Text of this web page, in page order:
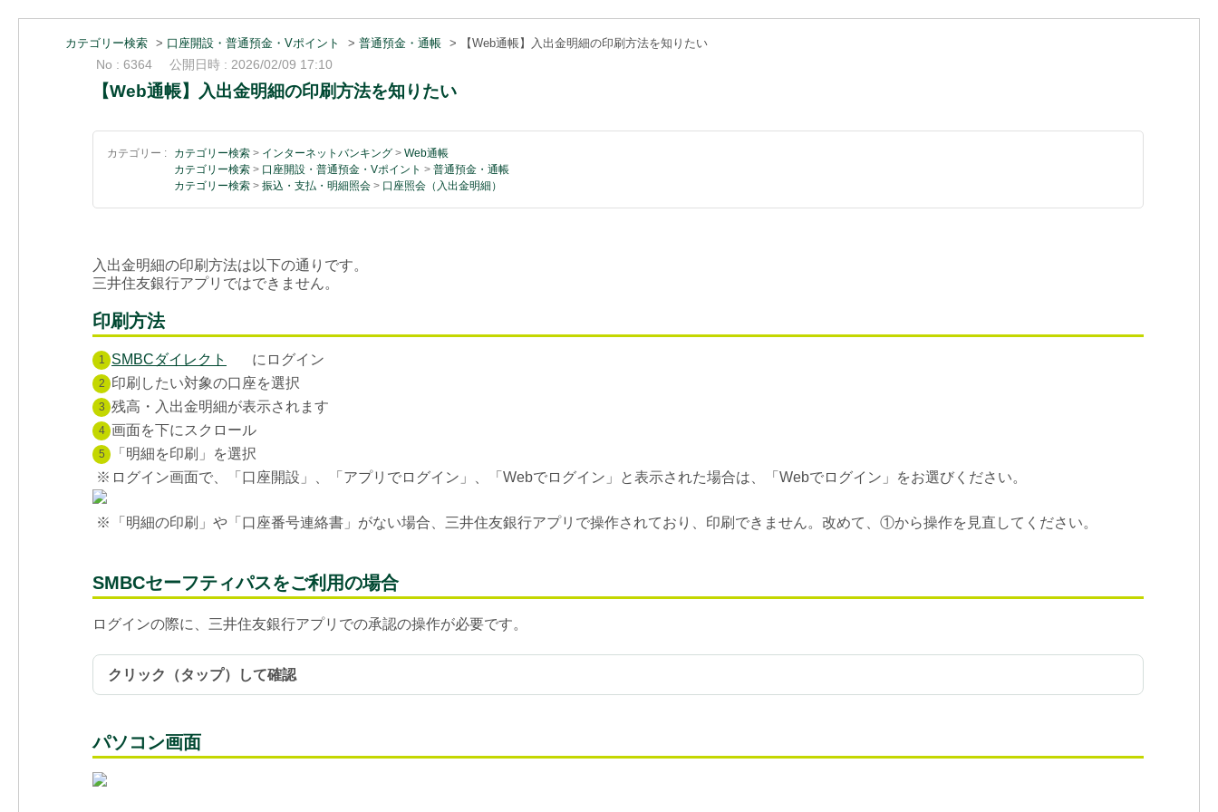
カテゴリー検索 > 口座開設・普通預金・Vポイント > 普通預金・通帳 > 【Web通帳】入出金明細の印刷方法を知りたい
No : 6364 公開日時 : 2026/02/09 17:10
【Web通帳】入出金明細の印刷方法を知りたい
カテゴリー : カテゴリー検索 > インターネットバンキング > Web通帳
カテゴリー検索 > 口座開設・普通預金・Vポイント > 普通預金・通帳
カテゴリー検索 > 振込・支払・明細照会 > 口座照会（入出金明細）
入出金明細の印刷方法は以下の通りです。
三井住友銀行アプリではできません。
印刷方法
1 SMBCダイレクト にログイン
2 印刷したい対象の口座を選択
3 残高・入出金明細が表示されます
4 画面を下にスクロール
5
「明細を印刷」を選択
※ ログイン画面で、「口座開設」、「アプリでログイン」、「Webでログイン」と表示された場合は、「Webでログイン」をお選びください。
※ 「明細の印刷」や「口座番号連絡書」がない場合、三井住友銀行アプリで操作されており、印刷できません。改めて、①から操作を見直してください。
SMBCセーフティパスをご利用の場合
ログインの際に、三井住友銀行アプリでの承認の操作が必要です。
クリック（タップ）して確認
パソコン画面